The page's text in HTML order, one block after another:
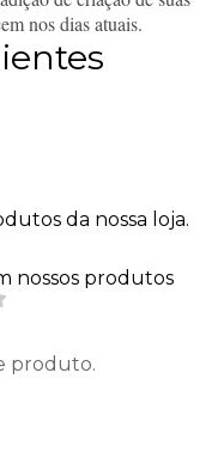
nos dias atuais.
da nossa loja.
nossos produtos
produto.